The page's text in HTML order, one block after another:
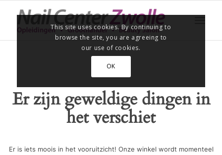
Er zijn geweldige dingen in
het verschiet
Er is iets moois in het vooruitzicht! Onze winkel wordt momenteel
This site uses cookies. By continuing to
browse the site, you are agreeing to
our use of cookies.
OK